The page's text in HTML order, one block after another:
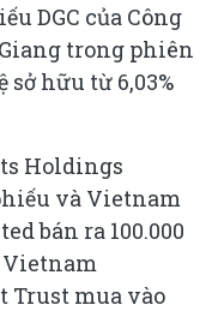
DGC của Công
trong phiên
hữu từ 6,03%
Holdings
và Vietnam
bán ra 100.000
Trust mua vào